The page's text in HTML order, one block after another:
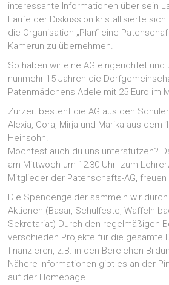
interessante Informationen über sein
Laufe der Diskussion kristallisierte
die Organisation „Plan“ eine
Kamerun zu übernehmen.
So haben wir eine AG eingerichtet
nunmehr 15 Jahren die
Patenmädchens Adele mit 25 Euro im
Zurzeit besteht die AG aus den
Alexia, Cora, Mirja und Marika aus dem
Heinsohn.
Möchtest auch du uns unterstützen?
am Mittwoch um 12:30 Uhr zum
Mitglieder der Patenschafts-AG, freuen
Die Spendengelder sammeln wir
Aktionen (Basar, Schulfeste, Waffeln
Sekretariat) Durch den regelmäßigen
verschieden Projekte für die gesamte
finanzieren, z.B. in den Bereichen
Nähere Informationen gibt es an der
auf der Homepage.